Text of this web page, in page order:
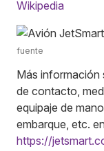
Wikipedia
fuente
Más información
de contacto,
equipaje de
embarque, etc.
https://